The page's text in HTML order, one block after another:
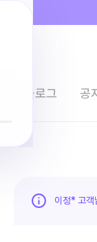
블로그 공
이정* 고객